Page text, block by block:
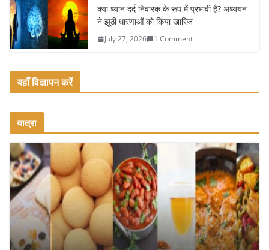
क्या ध्यान दर्द निवारक के रूप में प्रभावी है? अध्ययन
ने झूठी धारणाओं को किया खारिज
July 27, 2026 1 Comment
यहाँ विज्ञापन करें
यात्रा